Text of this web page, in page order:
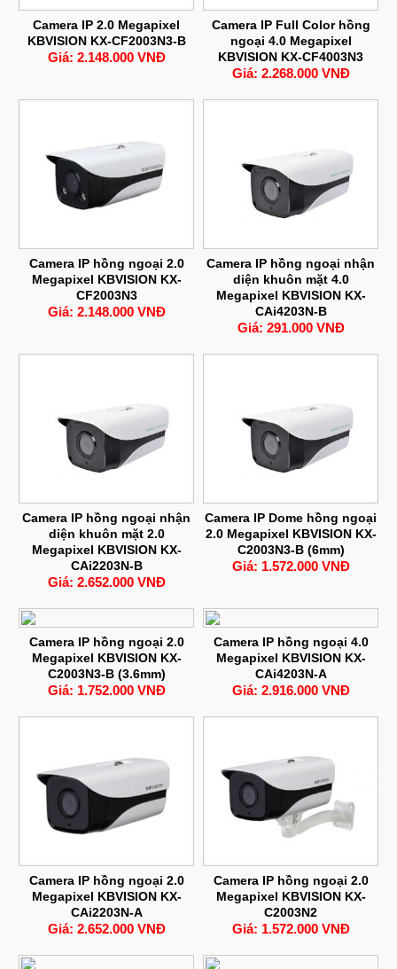
Camera IP 2.0 Megapixel
KBVISION KX-CF2003N3-B
Giá: 2.148.000 VNĐ
Camera IP Full Color hồng
ngoại 4.0 Megapixel
KBVISION KX-CF4003N3
Giá: 2.268.000 VNĐ
Camera IP hồng ngoại 2.0
Megapixel KBVISION KX-
CF2003N3
Giá: 2.148.000 VNĐ
Camera IP hồng ngoại nhận
diện khuôn mặt 4.0
Megapixel KBVISION KX-
CAi4203N-B
Giá: 291.000 VNĐ
Camera IP hồng ngoại nhận
diện khuôn mặt 2.0
Megapixel KBVISION KX-
CAi2203N-B
Giá: 2.652.000 VNĐ
Camera IP Dome hồng ngoại
2.0 Megapixel KBVISION KX-
C2003N3-B (6mm)
Giá: 1.572.000 VNĐ
Camera IP hồng ngoại 2.0
Megapixel KBVISION KX-
C2003N3-B (3.6mm)
Giá: 1.752.000 VNĐ
Camera IP hồng ngoại 4.0
Megapixel KBVISION KX-
CAi4203N-A
Giá: 2.916.000 VNĐ
Camera IP hồng ngoại 2.0
Megapixel KBVISION KX-
CAi2203N-A
Giá: 2.652.000 VNĐ
Camera IP hồng ngoại 2.0
Megapixel KBVISION KX-
C2003N2
Giá: 1.572.000 VNĐ